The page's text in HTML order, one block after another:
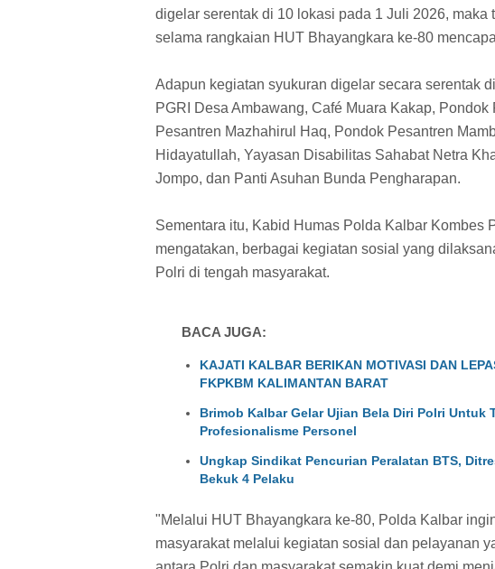
digelar serentak di 10 lokasi pada 1 Juli 2026,
selama rangkaian HUT Bhayangkara ke-80
Adapun kegiatan syukuran digelar secara serentak
PGRI Desa Ambawang, Café Muara Kakap, Pondok
Pesantren Mazhahirul Haq, Pondok Pesantren
Hidayatullah, Yayasan Disabilitas Sahabat Netra
Jompo, dan Panti Asuhan Bunda Pengharapan.
Sementara itu, Kabid Humas Polda Kalbar Kombes
mengatakan, berbagai kegiatan sosial yang
Polri di tengah masyarakat.
BACA JUGA:
KAJATI KALBAR BERIKAN MOTIVASI DAN
FKPKBM KALIMANTAN BARAT
Brimob Kalbar Gelar Ujian Bela Diri Polri Untuk
Profesionalisme Personel
Ungkap Sindikat Pencurian Peralatan BTS,
Bekuk 4 Pelaku
"Melalui HUT Bhayangkara ke-80, Polda Kalbar
masyarakat melalui kegiatan sosial dan pelayanan